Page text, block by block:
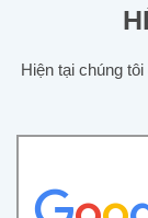
Hiện tại chúng